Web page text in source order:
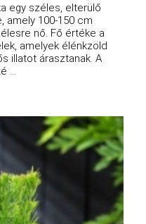
egy széles, elterülő
amely 100-150 cm
nő. Fő értéke a
amelyek élénkzöld
illatot árasztanak. A
...